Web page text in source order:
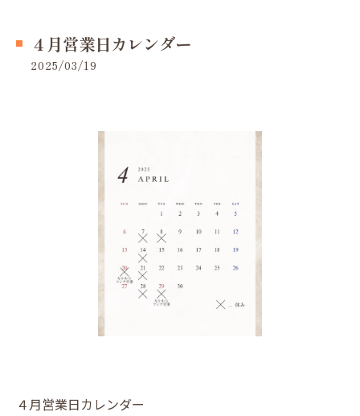
４月営業日カレンダー
2025/03/19
４月営業日カレンダー